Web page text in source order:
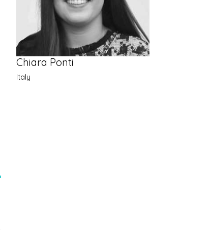
Chiara Ponti
Italy